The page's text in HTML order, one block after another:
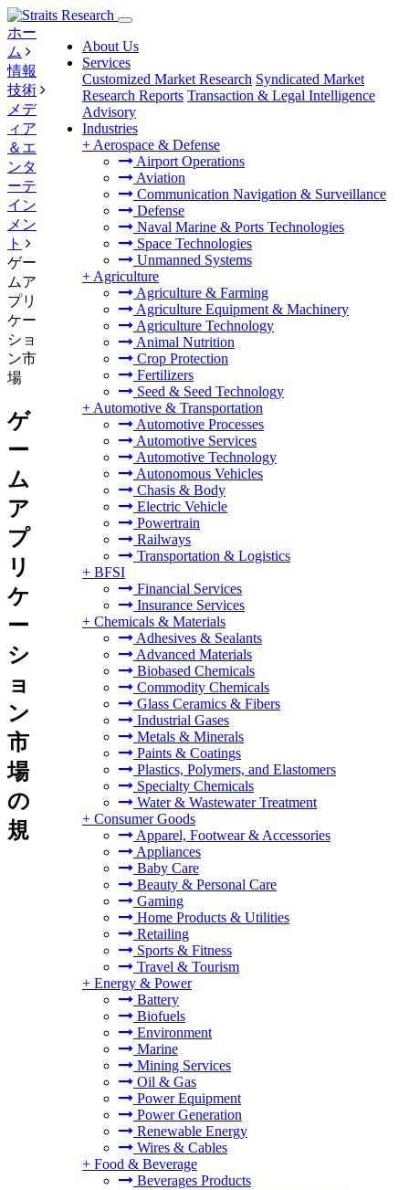
About Us
Services
Customized Market Research Syndicated Market
Research Reports Transaction & Legal Intelligence
Advisory
Industries
+ Aerospace & Defense
Airport Operations
Aviation
Communication Navigation & Surveillance
Defense
Naval Marine & Ports Technologies
Space Technologies
Unmanned Systems
+ Agriculture
Agriculture & Farming
Agriculture Equipment & Machinery
Agriculture Technology
Animal Nutrition
Crop Protection
Fertilizers
Seed & Seed Technology
+ Automotive & Transportation
Automotive Processes
Automotive Services
Automotive Technology
Autonomous Vehicles
Chasis & Body
Electric Vehicle
Powertrain
Railways
Transportation & Logistics
+ BFSI
Financial Services
Insurance Services
+ Chemicals & Materials
Adhesives & Sealants
Advanced Materials
Biobased Chemicals
Commodity Chemicals
Glass Ceramics & Fibers
Industrial Gases
Metals & Minerals
Paints & Coatings
Plastics, Polymers, and Elastomers
Specialty Chemicals
Water & Wastewater Treatment
+ Consumer Goods
Apparel, Footwear & Accessories
Appliances
Baby Care
Beauty & Personal Care
Gaming
Home Products & Utilities
Retailing
Sports & Fitness
Travel & Tourism
+ Energy & Power
Battery
Biofuels
Environment
Marine
Mining Services
Oil & Gas
Power Equipment
Power Generation
Renewable Energy
Wires & Cables
+ Food & Beverage
Beverages Products
ホー
ム
情報
技術
メデ
ィア
＆エ
ンタ
ーテ
イン
メン
ト
ゲー
ムア
プリ
ケー
ショ
ン市
場
ゲ
ー
ム
ア
プ
リ
ケ
ー
シ
ョ
ン
市
場
の
規